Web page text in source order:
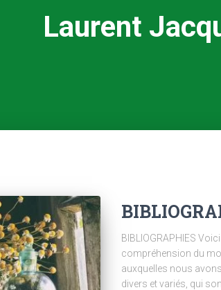
Laurent
BIBLIOGRAPHIES
compréhension du
auxquelles nous
divers et variés, qui